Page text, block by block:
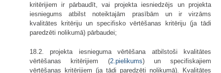
kritērijiem ir pārbaudīt, vai projekta iesniedzējs un projekta
iesniegums atbilst noteiktajām prasībām un ir virzāms
kvalitātes kritēriju un specifisko vērtēšanas kritēriju (ja tādi
paredzēti nolikumā) pārbaudei;
18.2. projekta iesnieguma vērtēšana atbilstoši kvalitātes
vērtēšanas kritērijiem (2.pielikums) un specifiskajiem
vērtēšanas kritērijiem (ja tādi paredzēti nolikumā). Kvalitātes